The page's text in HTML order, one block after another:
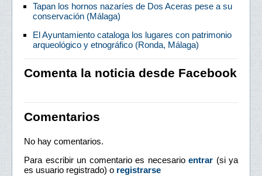
Tapan los hornos nazaríes de Dos Aceras pese a su
conservación (Málaga)
El Ayuntamiento cataloga los lugares con patrimonio
arqueológico y etnográfico (Ronda, Málaga)
Comenta la noticia desde Facebook
Comentarios
No hay comentarios.
Para escribir un comentario es necesario entrar (si ya
es usuario registrado) o registrarse